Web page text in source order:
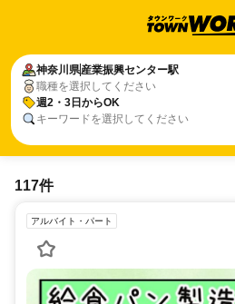
神奈川県産業振興センター駅
職種を選択してください
週2・3日からOK
キーワードを選択してください
117件
アルバイト・パート